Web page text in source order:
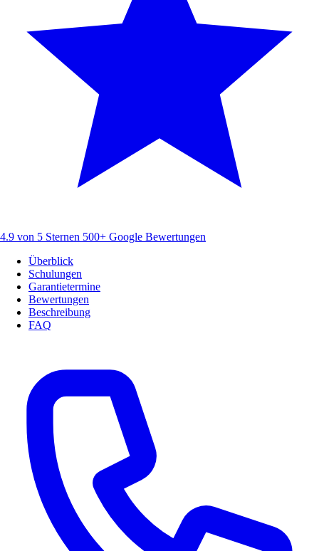
4.9 von 5 Sternen 500+ Google Bewertungen
Überblick
Schulungen
Garantietermine
Bewertungen
Beschreibung
FAQ